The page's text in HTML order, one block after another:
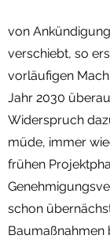
von
verschiebt, so
vorläufigen
Jahr 2030
Widerspruch
müde, immer
frühen
schon
Baumaßnahmen